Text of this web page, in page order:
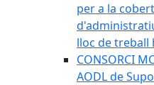
per a la
lloc de treball
CONSORCI
AODL de